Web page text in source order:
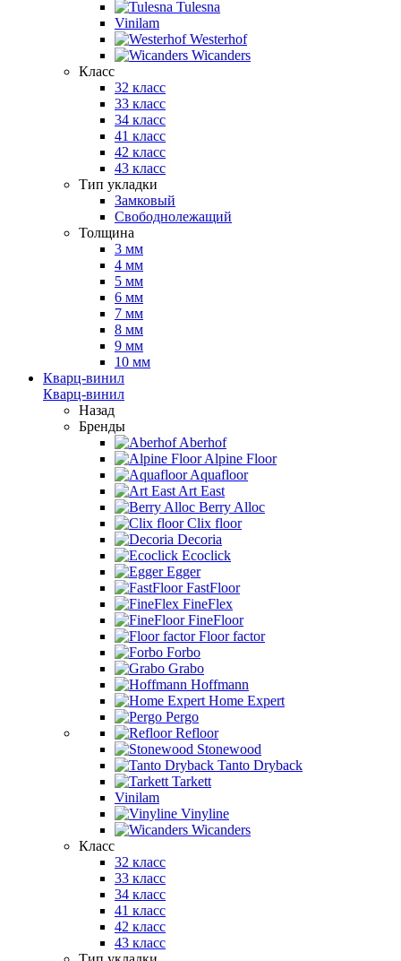
Tulesna
Vinilam
Westerhof
Wicanders
Класс
32 класс
33 класс
34 класс
41 класс
42 класс
43 класс
Тип укладки
Замковый
Свободнолежащий
Толщина
3 мм
4 мм
5 мм
6 мм
7 мм
8 мм
9 мм
10 мм
Кварц-винил
Кварц-винил
Назад
Бренды
Aberhof
Alpine Floor
Aquafloor
Art East
Berry Alloc
Clix floor
Decoria
Ecoclick
Egger
FastFloor
FineFlex
FineFloor
Floor factor
Forbo
Grabo
Hoffmann
Home Expert
Pergo
Refloor
Stonewood
Tanto Dryback
Tarkett
Vinilam
Vinyline
Wicanders
Класс
32 класс
33 класс
34 класс
41 класс
42 класс
43 класс